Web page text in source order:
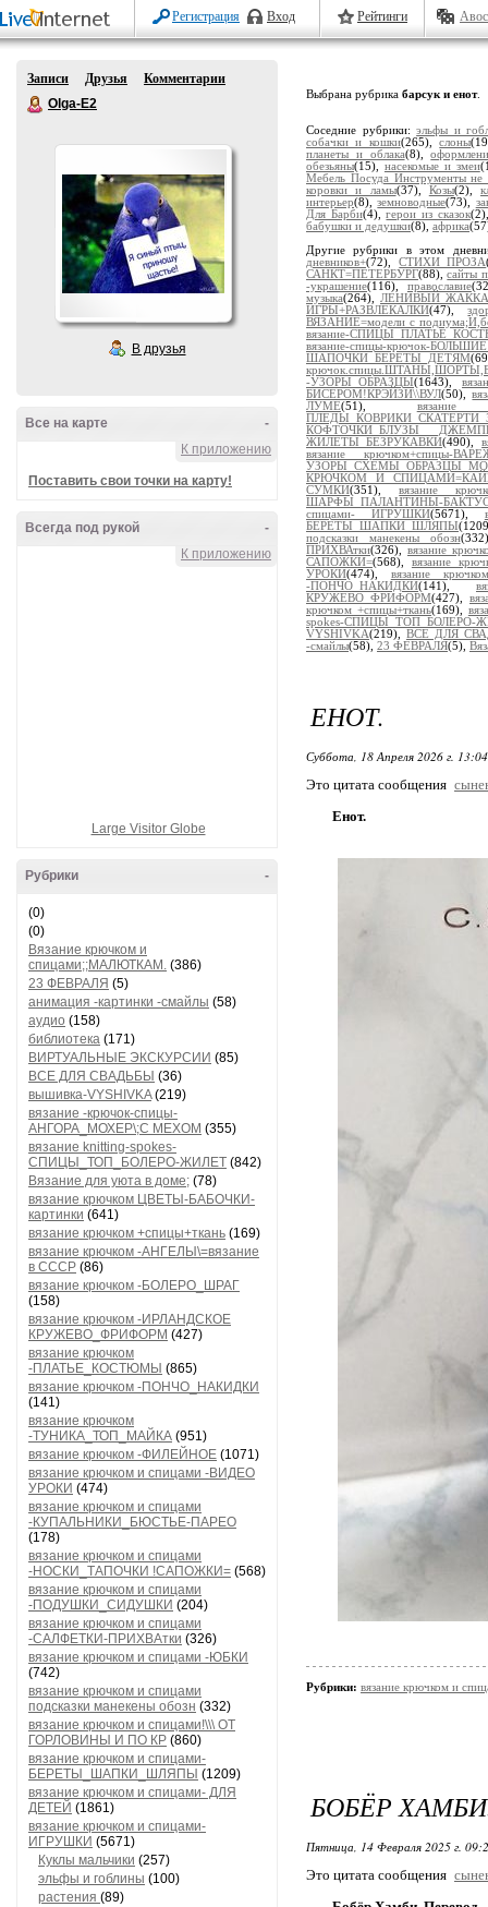
Регистрация Вход Рейтинги
Записи Друзья
Комментарии
Olga-E2
В друзья
-
Все на карте
К приложению
Поставить свои точки на карту!
-
Всегда под рукой
К приложению
Large Visitor Globe
-
Рубрики
(0)
(0)
Вязание крючком и
спицами;;МАЛЮТКАМ. (386)
23 ФЕВРАЛЯ (5)
анимация -картинки -смайлы (58)
аудио (158)
библиотека (171)
ВИРТУАЛЬНЫЕ ЭКСКУРСИИ (85)
ВСЕ ДЛЯ СВАДЬБЫ (36)
вышивка-VYSHIVKA(219)
вязание -крючок-спицы-
АНГОРА_МОХЕР\;С МЕХОМ (355)
вязание knitting-spokes-
СПИЦЫ_ТОП_БОЛЕРО-ЖИЛЕТ (842)
Вязание для уюта в доме; (78)
вязание крючком ЦВЕТЫ-БАБОЧКИ-
картинки (641)
вязание крючком +спицы+ткань (169)
вязание крючком -АНГЕЛЫ\=вязание
в СССР (86)
вязание крючком -БОЛЕРО_ШРАГ
(158)
вязание крючком -ИРЛАНДСКОЕ
КРУЖЕВО_ФРИФОРМ (427)
вязание крючком
-ПЛАТЬЕ_КОСТЮМЫ (865)
вязание крючком -ПОНЧО_НАКИДКИ
(141)
вязание крючком
-ТУНИКА_ТОП_МАЙКА (951)
вязание крючком -ФИЛЕЙНОЕ (1071)
вязание крючком и спицами -ВИДЕО
УРОКИ (474)
вязание крючком и спицами
-КУПАЛЬНИКИ_БЮСТЬЕ-ПАРЕО
(178)
вязание крючком и спицами
-НОСКИ_ТАПОЧКИ !САПОЖКИ= (568)
вязание крючком и спицами
-ПОДУШКИ_СИДУШКИ (204)
вязание крючком и спицами
-САЛФЕТКИ-ПРИХВАтки (326)
вязание крючком и спицами -ЮБКИ
(742)
вязание крючком и спицами
подсказки манекены обозн (332)
вязание крючком и спицами!\\\ ОТ
ГОРЛОВИНЫ И ПО КР (860)
вязание крючком и спицами-
БЕРЕТЫ_ШАПКИ_ШЛЯПЫ (1209)
вязание крючком и спицами- ДЛЯ
ДЕТЕЙ (1861)
вязание крючком и спицами-
ИГРУШКИ (5671)
Куклы мальчики (257)
эльфы и гоблины (100)
растения (89)
Выбрана рубрика барсук и енот.
Соседние рубрики:эльфы и
собачки и кошки(265),слоны
планеты и облака(8),
обезьяны(15), насекомые и змеи
Мебель Посуда Инструменты не
коровки и ламы(37), Козы(2),
интерьер(8),земноводные(73),
Для Барби(4),герои из сказок
бабушки и дедушки(8), африка
Другие рубрики в этом
дневников+(72),СТИХИ_ПРОЗА
САНКТ=ПЕТЕРБУРГ(88),сайты
-украшение(116), православие
музыка(264), ЛЕНИВЫЙ
ИГРЫ+РАЗВЛЕКАЛКИ(47),
ВЯЗАНИЕ=модели с
вязание-
вязание-спицы-крючок-
ШАПОЧКИ_БЕРЕТЫ_ДЕТЯМ
-УЗОРЫ_ОБРАЗЦЫ(1643),
БИСЕРОМ!КРЭЙЗИ\\ВУЛ(50),
ЛУМЕ(51),
КОФТОЧКИ_БЛУЗЫ
ЖИЛЕТЫ_БЕЗРУКАВКИ(490),
вязание крючком+спицы-
КРЮЧКОМ И
СУМКИ(351),вязание
ШАРФЫ_ПАЛАНТИНЫ-
спицами- ИГРУШКИ(5671),
БЕРЕТЫ_ШАПКИ_ШЛЯПЫ
подсказки манекены обозн
ПРИХВАтки(326), вязание
САПОЖКИ=(568), вязание
УРОКИ(474), вязание
-ПОНЧО_НАКИДКИ(141),
КРУЖЕВО_ФРИФОРМ(427),
крючком +спицы+ткань(169),
spokes-СПИЦЫ_ТОП_БОЛЕРО-
VYSHIVKA(219), ВСЕ ДЛЯ
-смайлы(58), 23 ФЕВРАЛЯ(5),
ЕНОТ.
Суббота, 18 Апреля 2026 г.
Это цитата сообщения
Енот.
Рубрики: вязание крючком и
БОБЁР
Пятница, 14 Февраля 2025 г.
Это цитата сообщения